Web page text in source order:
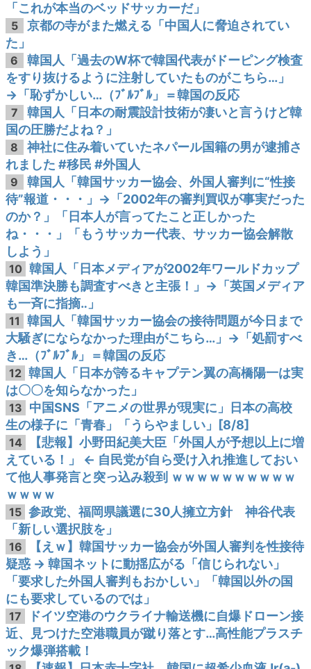
「これが本当のベッドサッカーだ」
5
京都の寺がまた燃える「中国人に脅迫されてい
た」
6
韓国人「過去のW杯で韓国代表がドーピング検査
をすり抜けるように注射していたものがこちら…」
→「恥ずかしい…（ﾌﾞﾙﾌﾞﾙ」＝韓国の反応
7
韓国人「日本の耐震設計技術が凄いと言うけど韓
国の圧勝だよね？」
8
神社に住み着いていたネパール国籍の男が逮捕さ
れました #移民 #外国人
9
韓国人「韓国サッカー協会、外国人審判に“性接
待”報道・・・」→「2002年の審判買収が事実だった
のか？」「日本人が言ってたこと正しかった
ね・・・」「もうサッカー代表、サッカー協会解散
しよう」
10 韓国人「日本メディアが2002年ワールドカップ
韓国準決勝も調査すべきと主張！」→「英国メディア
も一斉に指摘‥」
11
韓国人「韓国サッカー協会の接待問題が今日まで
大騒ぎにならなかった理由がこちら…」→「処罰すべ
き…（ﾌﾞﾙﾌﾞﾙ」＝韓国の反応
12 韓国人「日本が誇るキャプテン翼の高橋陽一は実
は〇〇を知らなかった」
13 中国SNS「アニメの世界が現実に」日本の高校
生の様子に「青春」「うらやましい」[8/8]
14
【悲報】小野田紀美大臣「外国人が予想以上に増
えている！」 ← 自民党が自ら受け入れ推進しておい
て他人事発言と突っ込み殺到 ｗｗｗｗｗｗｗｗｗｗ
ｗｗｗｗ
15 参政党、福岡県議選に30人擁立方針 神谷代表
「新しい選択肢を」
16
【えｗ】韓国サッカー協会が外国人審判を性接待
疑惑 → 韓国ネットに動揺広がる「信じられない」
「要求した外国人審判もおかしい」「韓国以外の国
にも要求しているのでは」
17
ドイツ空港のウクライナ輸送機に自爆ドローン接
近、見つけた空港職員が蹴り落とす…高性能プラスチ
ック爆弾搭載！